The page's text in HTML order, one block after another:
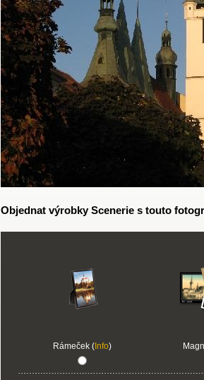
Objednat výrobky Scenerie s touto
Rámeček (Info)